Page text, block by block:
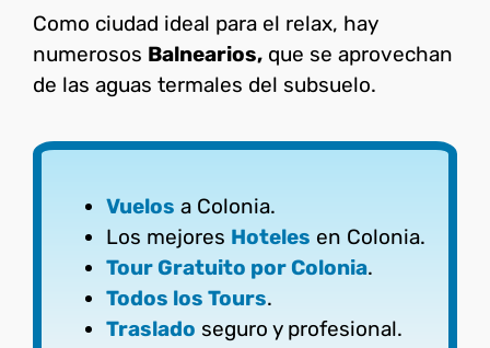
Como ciudad ideal para el relax, hay
numerosos Balnearios, que se aprovechan
de las aguas termales del subsuelo.
Vuelos a Colonia.
Los mejores Hoteles en Colonia.
Tour Gratuito por Colonia.
Todos los Tours.
Traslado seguro y profesional.